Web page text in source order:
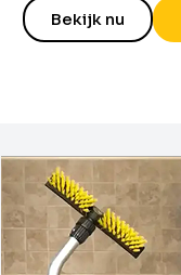
Bekijk nu